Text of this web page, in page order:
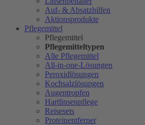
Auf- & Absatzhilfen
Aktionsprodukte
Pflegemittel
Pflegemittel
Pflegemitteltypen
Alle Pflegemittel
All-in-one-Lösungen
Peroxidlösungen
Kochsalzlösungen
Augentropfen
Hartlinsenpflege
Reisesets
Proteinentferner